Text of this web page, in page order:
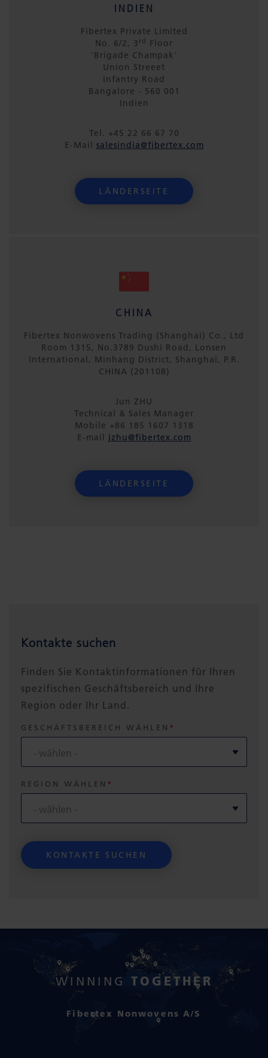
INDIEN
Fibertex Private Limited
No. 6/2, 3 rd Floor
'Brigade Champak'
Union Streeet
Infantry Road
Bangalore - 560 001
Indien
Tel. +45 22 66 67 70
E-Mail salesindia@fibertex.com
LÄNDERSEITE
CHINA
Fibertex Nonwovens Trading (Shanghai) Co., Ltd
Room 1315, No.3789 Dushi Road, Lonsen
International, Minhang District, Shanghai, P.R.
CHINA (201108)
Jun ZHU
Technical & Sales Manager
Mobile +86 185 1607 1318
E-mail jzhu@fibertex.com
LÄNDERSEITE
Kontakte suchen
Finden Sie Kontaktinformationen für Ihren
spezifischen Geschäftsbereich und Ihre
Region oder Ihr Land.
GESCHÄFTSBEREICH WÄHLEN
REGION WÄHLEN
WINNING TOGETHER
Fibertex Nonwovens A/S